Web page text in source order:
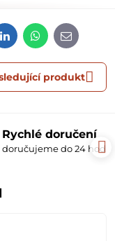
LinkedInWhatsApp
E-
mail
produkt
Rychlé doručení
doručujeme do 24 hodin